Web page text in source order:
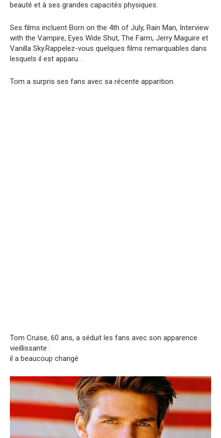
beauté et à ses grandes capacités physiques.
Ses films incluent Born on the 4th of July, Rain Man, Interview
with the Vampire, Eyes Wide Shut, The Farm, Jerry Maguire et
Vanilla Sky.Rappelez-vous quelques films remarquables dans
lesquels il est apparu. .
Tom a surpris ses fans avec sa récente apparition.
Tom Cruise, 60 ans, a séduit les fans avec son apparence
vieillissante :
il a beaucoup changé